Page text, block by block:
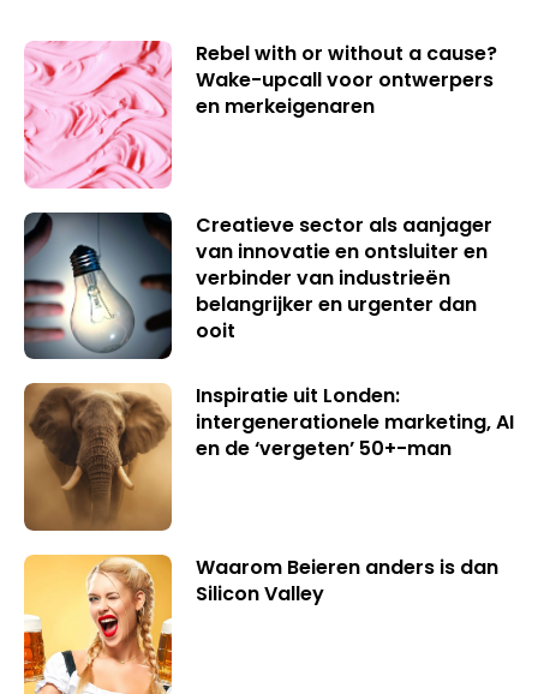
Rebel with or without a cause?
Wake-upcall voor ontwerpers
en merkeigenaren
Creatieve sector als aanjager
van innovatie en ontsluiter en
verbinder van industrieën
belangrijker en urgenter dan
ooit
Inspiratie uit Londen:
intergenerationele marketing, AI
en de ‘vergeten’ 50+-man
Waarom Beieren anders is dan
Silicon Valley